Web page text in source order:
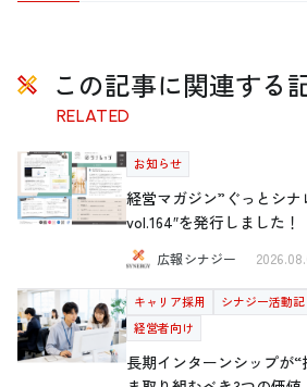
この記事に関連する
RELATED
お知らせ
経営マガジン”ぐっとシ
vol.164″を発行しました！
広報シナジー
キャリア採用 シナジー活動記
経営者向け
長期インターンシップ